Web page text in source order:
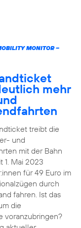
MONITOR –
mehr
treibt die
und
mit der Bahn
1. Mai 2023
für 49 Euro im
durch
fahren. Ist das
die
voranzubringen?